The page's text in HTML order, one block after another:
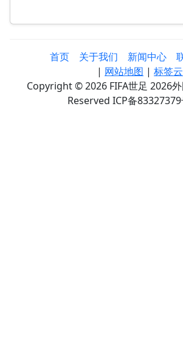
首页 关于我们 新闻中心
| 网站地图 | 标签云
Copyright © 2026 FIFA世足 2026
Reserved ICP备